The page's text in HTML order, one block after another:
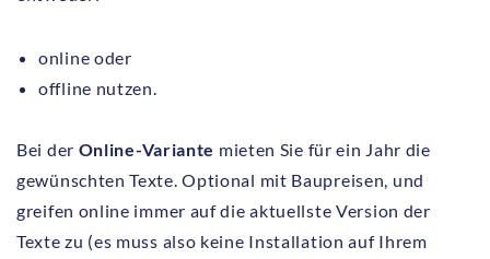
online oder
offline nutzen.
Bei der Online-Variante mieten Sie für ein Jahr die
gewünschten Texte. Optional mit Baupreisen, und
greifen online immer auf die aktuellste Version der
Texte zu (es muss also keine Installation auf Ihrem